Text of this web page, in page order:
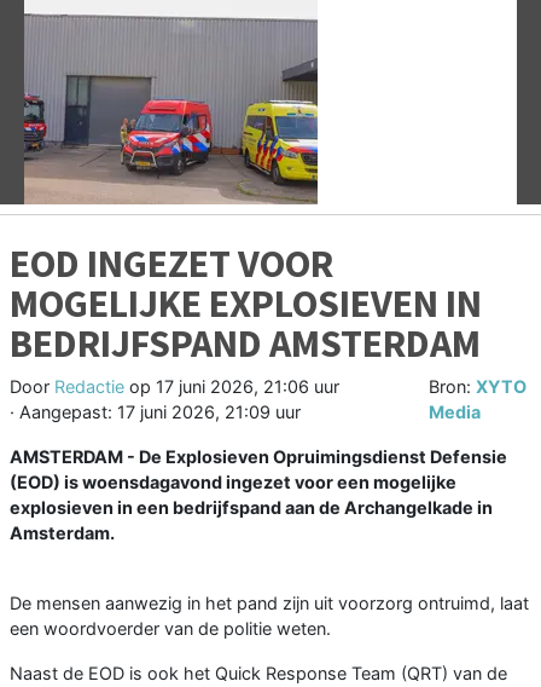
Vorige
EOD INGEZET VOOR
MOGELIJKE EXPLOSIEVEN IN
BEDRIJFSPAND AMSTERDAM
Door Redactie op 17 juni 2026, 21:06 uur
· Aangepast: 17 juni 2026, 21:09 uur
Bron: XYTO
Media
AMSTERDAM - De Explosieven Opruimingsdienst Defensie
(EOD) is woensdagavond ingezet voor een mogelijke
explosieven in een bedrijfspand aan de Archangelkade in
Amsterdam.
De mensen aanwezig in het pand zijn uit voorzorg ontruimd, laat
een woordvoerder van de politie weten.
Naast de EOD is ook het Quick Response Team (QRT) van de